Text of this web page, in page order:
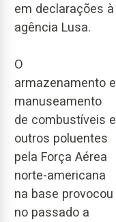
em declarações à
agência Lusa.
O
armazenamento e
manuseamento
de combustíveis e
outros poluentes
pela Força Aérea
norte-americana
na base provocou
no passado a